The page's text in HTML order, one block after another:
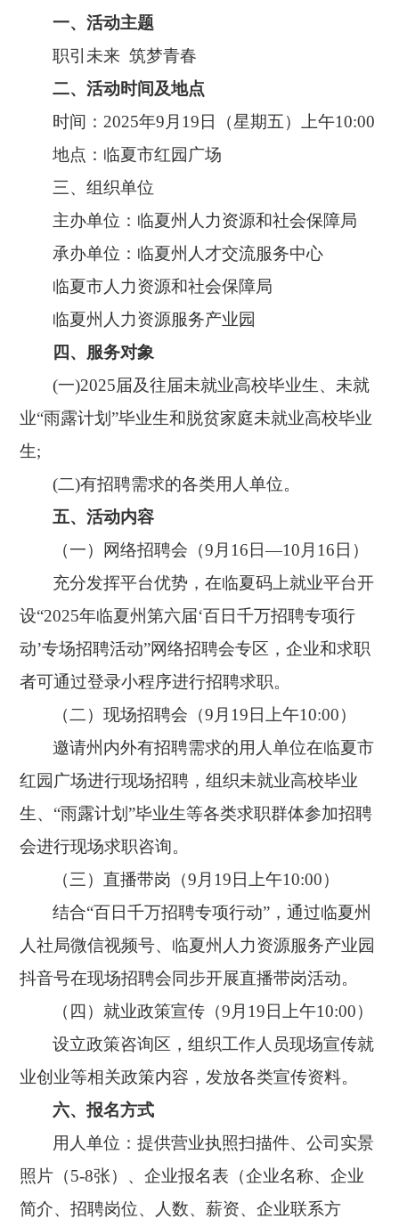
一、活动主题
职引未来 筑梦青春
二、活动时间及地点
时间： 2025年9月19日（星期五）上午10:00
地点：临夏市红园广场
三、组织单位
主办单位：临夏州人力资源和社会保障局
承办单位：临夏州人才交流服务中心
临夏市人力资源和社会保障局
临夏州人力资源服务产业园
四、 服务对象
(一)2025届及往届未就业高校毕业生、未就
业“雨露计划”毕业生和脱贫家庭未就业高校毕业
生;
(二)有招聘需求的各类用人单位。
五、活动内容
（一） 网络招聘会（9月16日—10月16日）
充分发挥平台优势，在临夏码上就业平台开
设“2025年临夏州第六届‘百日千万招聘专项行
动’专场招聘活动”网络招聘会专区，企业和求职
者可通过登录小程序进行招聘求职。
（二）现场招聘会（9月19日上午10:00）
邀请州内外有招聘需求的用人单位在临夏市
红园广场进行现场招聘，组织未就业高校毕业
生、 “雨露计划”毕业生等各类求职群体参加招聘
会进行现场求职咨询。
（三） 直播带岗（9月19日上午10:00）
结合“百日千万招聘专项行动”，通过临夏州
人社局微信视频号、临夏州人力资源服务产业园
抖音号在现场招聘会同步开展直播带岗活动。
（四） 就业政策宣传 （9月19日上午10:00）
设立政策咨询区，组织工作人员现场宣传就
业创业等相关政策内容，发放各类宣传资料。
六、报名方式
用人单位：提供营业执照扫描件、公司实景
照片（5-8张）、企业报名表（企业名称、企业
简介、招聘岗位、人数、薪资、企业联系方